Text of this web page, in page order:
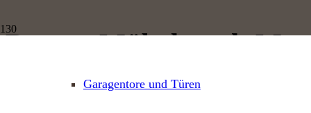
Garagentore und Türen
Button Möbel nach
Button Möbel nach Mass Tischlerei Dähne